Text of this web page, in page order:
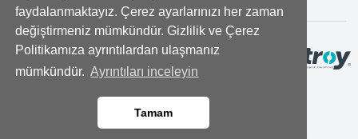
faydalanmaktayız. Çerez ayarlarınızı her zaman
değiştirmeniz mümkündür. Gizlilik ve Çerez
Politikamıza ayrıntılardan ulaşmanız
mümkündür. Ayrıntıları inceleyin
Tamam